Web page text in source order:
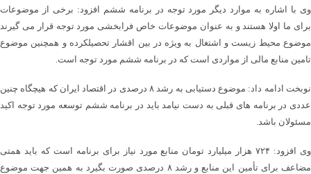
وی با اشاره به موارد دیگر مورد توجه در برنامه ششم افزود: برخی از موضوعات
برای ما اولا هستند و به عنوان موضوعات خاص فرابخشی مورد توجه قرار می گیرند
موضوع محیط زیست و اشتغال به ویژه در بین اقشار تحصیلکرده و همچنین موضوع
تامین منابع مالی از مواردی است که در برنامه ششم مورد توجه است.
نوبخت ادامه داد: موضوع دستیابی به رشد ۸ درصدی در اقتصاد ایران که هیچگاه چنین
عددی در برنامه های قبلی به دست نیامد باید در برنامه ششم توسعه مورد توجه اکید
مسئولان باشد.
وی افزود: ۷۲۴ هزار میلیارد تومان منابع مورد نیاز برای برنامه است که باید همتی
مضاعف برای تأمین این منابع و رشد ۸ درصدی صورت بگیرد به همین جهت موضوع